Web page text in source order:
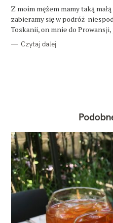
IZ moim mężem mamy taką
zabieramy się w podróż-
Toskanii, on mnie do Prowansji,
Czytaj dalej